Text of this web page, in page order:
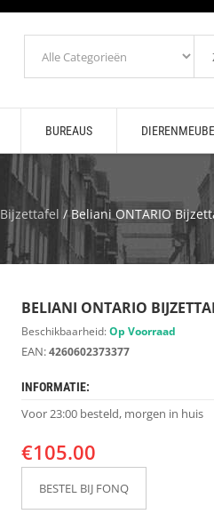
BUREAUS
Bijzettafel / Beliani ONTARIO
BELIANI ONTARIO
Beschikbaarheid:Op Voorraad
EAN:4260602373377
INFORMATIE:
Voor 23:00 besteld, morgen in huis
€105.00
BESTEL BIJ FONQ